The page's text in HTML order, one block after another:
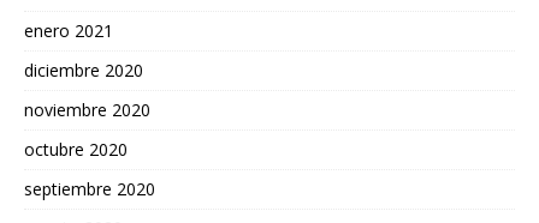
enero 2021
diciembre 2020
noviembre 2020
octubre 2020
septiembre 2020